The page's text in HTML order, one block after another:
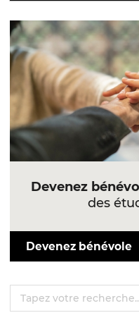
Devenez
des
Devenez bénévole